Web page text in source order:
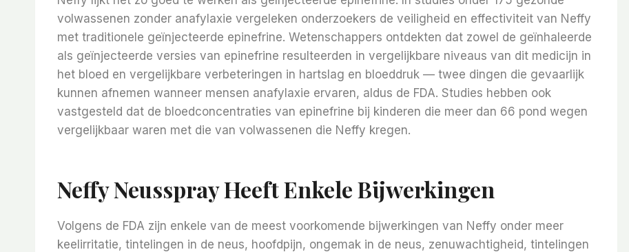
volwassenen zonder anafylaxie vergeleken onderzoekers de veiligheid en effectiviteit van Neffy
met traditionele geïnjecteerde epinefrine. Wetenschappers ontdekten dat zowel de geïnhaleerde
als geïnjecteerde versies van epinefrine resulteerden in vergelijkbare niveaus van dit medicijn in
het bloed en vergelijkbare verbeteringen in hartslag en bloeddruk — twee dingen die gevaarlijk
kunnen afnemen wanneer mensen anafylaxie ervaren, aldus de FDA. Studies hebben ook
vastgesteld dat de bloedconcentraties van epinefrine bij kinderen die meer dan 66 pond wegen
vergelijkbaar waren met die van volwassenen die Neffy kregen.
Neffy Neusspray Heeft Enkele Bijwerkingen
Volgens de FDA zijn enkele van de meest voorkomende bijwerkingen van Neffy onder meer
keelirritatie, tintelingen in de neus, hoofdpijn, ongemak in de neus, zenuwachtigheid, tintelingen